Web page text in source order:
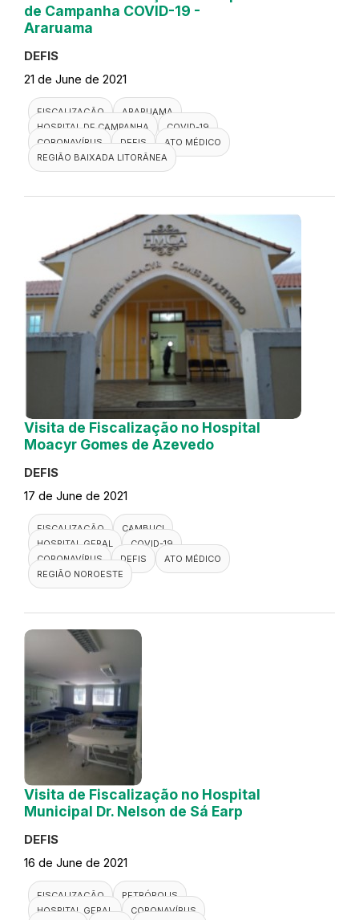
de Campanha COVID-19 -
Araruama
DEFIS
21 de June de 2021
FISCALIZAÇÃO
ARARUAMA
HOSPITAL DE CAMPANHA
COVID-19
CORONAVÍRUS
DEFIS
ATO MÉDICO
REGIÃO BAIXADA LITORÂNEA
Visita de Fiscalização no Hospital
Moacyr Gomes de Azevedo
DEFIS
17 de June de 2021
FISCALIZAÇÃO
CAMBUCI
HOSPITAL GERAL
COVID-19
CORONAVÍRUS
DEFIS
ATO MÉDICO
REGIÃO NOROESTE
Visita de Fiscalização no Hospital
Municipal Dr. Nelson de Sá Earp
DEFIS
16 de June de 2021
FISCALIZAÇÃO
PETRÓPOLIS
HOSPITAL GERAL
CORONAVÍRUS